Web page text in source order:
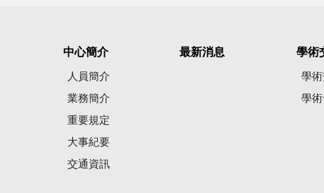
中心簡介
人員簡介
業務簡介
重要規定
大事紀要
交通資訊
最新消息 學術
學
學